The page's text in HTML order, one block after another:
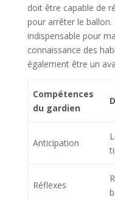
doit être capable de
pour arrêter le ballon.
indispensable pour
connaissance des
également être un
Compétences
du gardien
Anticipation
Réflexes